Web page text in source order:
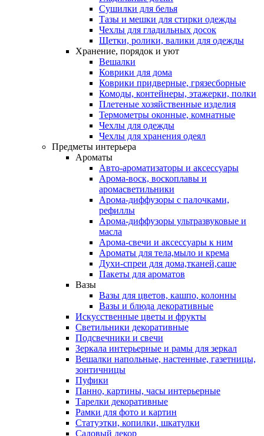
Сушилки для белья
Тазы и мешки для стирки одежды
Чехлы для гладильных досок
Щетки, ролики, валики для одежды
Хранение, порядок и уют
Вешалки
Коврики для дома
Коврики придверные, грязесборные
Комоды, контейнеры, этажерки, полки
Плетеные хозяйственные изделия
Термометры оконные, комнатные
Чехлы для одежды
Чехлы для хранения одеял
Предметы интерьера
Ароматы
Авто-ароматизаторы и аксессуары
Арома-воск, воскоплавы и
аромасветильники
Арома-диффузоры с палочками,
рефиллы
Арома-диффузоры ультразвуковые и
масла
Арома-свечи и аксессуары к ним
Ароматы для тела,мыло и крема
Духи-спреи для дома,тканей,саше
Пакеты для ароматов
Вазы
Вазы для цветов, кашпо, колонны
Вазы и блюда декоративные
Искусственные цветы и фрукты
Светильники декоративные
Подсвечники и свечи
Зеркала интерьерные и рамы для зеркал
Вешалки напольные, настенные, газетницы,
зонтичницы
Пуфики
Панно, картины, часы интерьерные
Тарелки декоративные
Рамки для фото и картин
Статуэтки, копилки, шкатулки
Садовый декор